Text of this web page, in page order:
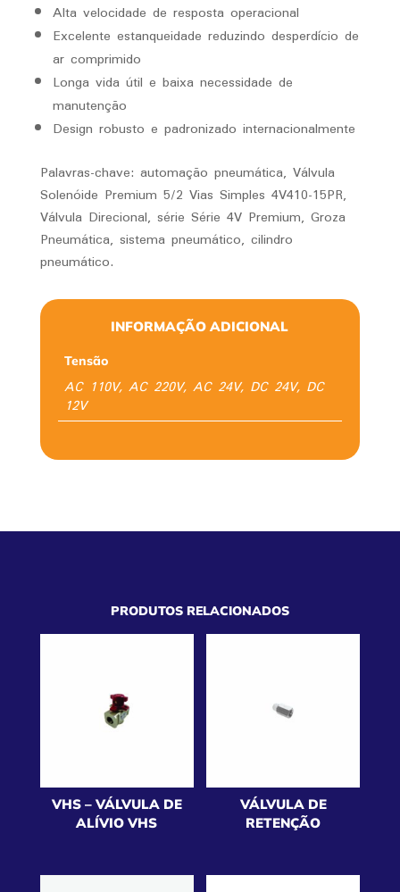
Alta velocidade de resposta operacional
Excelente estanqueidade reduzindo desperdício de
ar comprimido
Longa vida útil e baixa necessidade de
manutenção
Design robusto e padronizado internacionalmente
Palavras-chave: automação pneumática, Válvula
Solenóide Premium 5/2 Vias Simples 4V410-15PR,
Válvula Direcional, série Série 4V Premium, Groza
Pneumática, sistema pneumático, cilindro
pneumático.
INFORMAÇÃO ADICIONAL
Tensão
AC 110V, AC 220V, AC 24V, DC 24V, DC
12V
PRODUTOS RELACIONADOS
VHS – VÁLVULA DE
ALÍVIO VHS
VÁLVULA DE
RETENÇÃO